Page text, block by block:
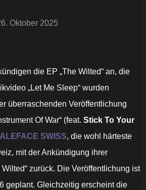
Oktober 2025
die EP „The Wilted“ an, die
„Let Me Sleep“ wurden
überraschenden Veröffentlichung
Of War“ (feat. Stick To Your
SWISS, die wohl härteste
mit der Ankündigung ihrer
zurück. Die Veröffentlichung ist
geplant. Gleichzeitig erscheint die